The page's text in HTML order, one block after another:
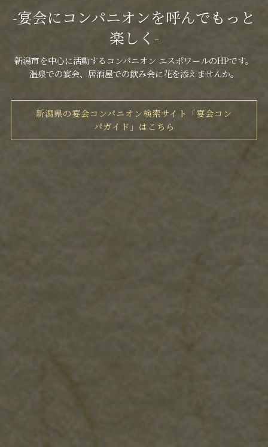
-宴会にコンパニオンを呼んでもっと
楽しく-
新潟市を中心に活動するコンパニオン エスポワールのHPです。
温泉での宴会、居酒屋での飲み会に花を添えませんか。
新潟県の宴会コンパニオン検索サイト「宴会コン
パガイド」はこちら